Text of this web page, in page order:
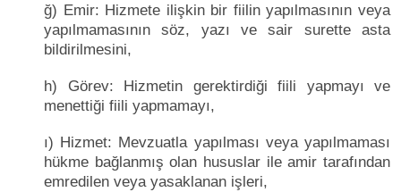
ğ) Emir: Hizmete ilişkin bir fiilin yapılmasının veya
yapılmamasının söz, yazı ve sair surette asta
bildirilmesini,
h) Görev: Hizmetin gerektirdiği fiili yapmayı ve
menettiği fiili yapmamayı,
ı) Hizmet: Mevzuatla yapılması veya yapılmaması
hükme bağlanmış olan hususlar ile amir tarafından
emredilen veya yasaklanan işleri,